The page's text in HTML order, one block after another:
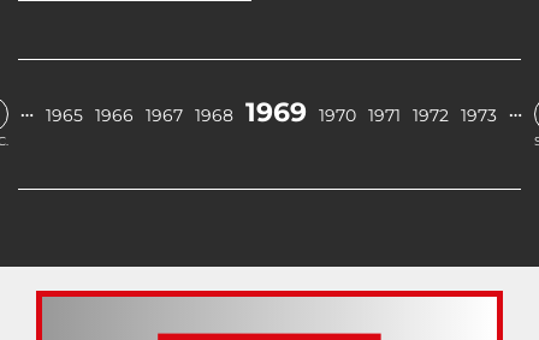
… 1965 1966 1967 1968 1969 1970 1971 1972 1973 …